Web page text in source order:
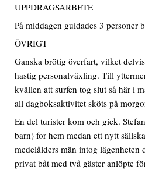
UPPDRAGSARBETE
På middagen guidades 3 personer
ÖVRIGT
Ganska brötig överfart, vilket
hastig personalväxling. Till
kvällen att surfen tog slut så här i
all dagboksaktivitet sköts på
En del turister kom och gick.
barn) for hem medan ett nytt
medelålders män intog lägenheten
privat båt med två gäster anlöpte